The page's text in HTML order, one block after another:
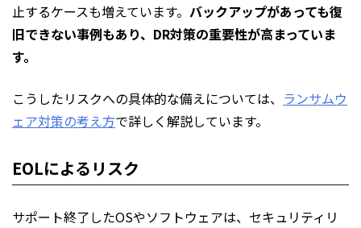
止するケースも増えています。 バックアップがあっても復
旧できない事例もあり、DR対策の重要性が高まっていま
す。
こうしたリスクへの具体的な備えについては、 ランサムウ
ェア対策の考え方で詳しく解説しています。
EOLによるリスク
サポート終了したOSやソフトウェアは、セキュリティリ